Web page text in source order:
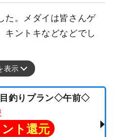
た。メダイは皆さんゲ
キントキなどなどでし
表示
目釣りプラン◇午前◇
ト還元